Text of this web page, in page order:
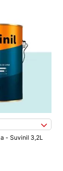
- Suvinil 3,2L